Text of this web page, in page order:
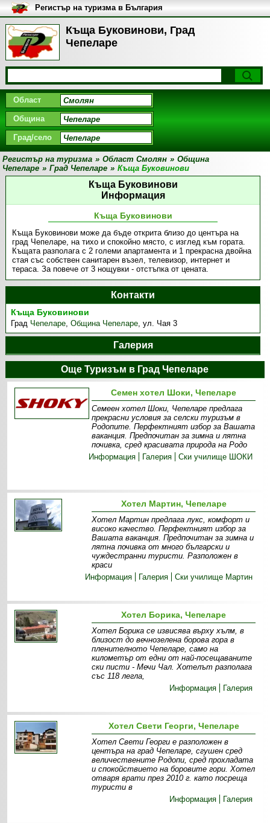
Къща Буковинови, Град
Чепеларе
Регистър на туризма в България
Област
Община
Град/село
Регистър на туризма » Област Смолян » Община
Чепеларе » Град Чепеларе » Къща Буковинови
Къща Буковинови
Информация
Къща Буковинови
Къща Буковинови може да бъде открита близо до центъра на
град Чепеларе, на тихо и спокойно място, с изглед към гората.
Къщата разполага с 2 големи апартамента и 1 прекрасна двойна
стая със собствен санитарен възел, телевизор, интернет и
тераса. За повече от 3 нощувки - отстъпка от цената.
Контакти
Къща Буковинови
Град Чепеларе,Община Чепеларе,ул. Чая 3
Галерия
Още Туризъм в Град Чепеларе
Семен хотел Шоки, Чепеларе
Семеен хотел Шоки, Чепеларе предлага
прекрасни условия за селски туризъм в
Родопите. Перфектният избор за Вашата
ваканция. Предпочитан за зимна и лятна
почивка, сред красивата природа на Родо
Информация
Галерия Ски училище ШОКИ
Хотел Мартин, Чепеларе
Хотел Мартин предлага лукс, комфорт и
високо качество. Перфектният избор за
Вашата ваканция. Предпочитан за зимна и
лятна почивка от много български и
чуждестранни туристи. Разположен в
краси
Информация
Галерия Ски училище Мартин
Хотел Борика, Чепеларе
Хотел Борика се извисява върху хълм, в
близост до вечнозелена борова гора в
пленителното Чепеларе, само на
километър от едни от най-посещаваните
ски писти - Мечи Чал. Хотелът разполага
със 118 легла,
Информация
Галерия
Хотел Свети Георги, Чепеларе
Хотел Свети Георги е разположен в
центъра на град Чепеларе, сгушен сред
величествените Родопи, сред прохладата
и спокойствието на боровите гори. Хотел
отваря врати през 2010 г. като посреща
туристи в
Информация
Галерия